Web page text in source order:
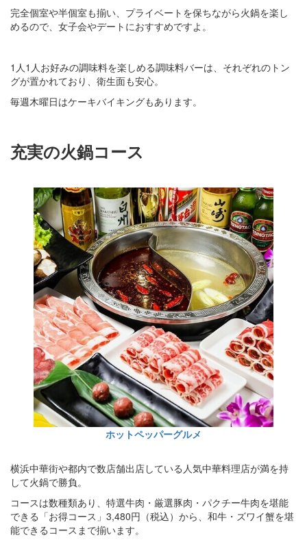
完全個室や半個室も揃い、プライベートを保ちながら火鍋を楽し
めるので、女子会やデートにおすすめですよ。
1人1人お好みの調味料を楽しめる調味料バーは、それぞれのトン
グが置かれており、衛生面も安心。
毎週木曜日はケーキバイキングもあります。
充実の火鍋コース
ホットペッパーグルメ
横浜中華街や都内で数店舗出店している人気中華料理店が満を持
して火鍋で勝負。
コースは数種類あり、特選牛肉・厳選豚肉・パクチー牛肉を堪能
できる「お得コース」3,480円（税込）から、和牛・ズワイ蟹を堪
能できるコースまで揃います。